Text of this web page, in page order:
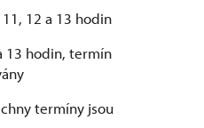
hotovosti.
v kanceláři správy zámku;
kastelánka
státní zámek Raduň
a 13 hodin
hodin, termín
termíny jsou